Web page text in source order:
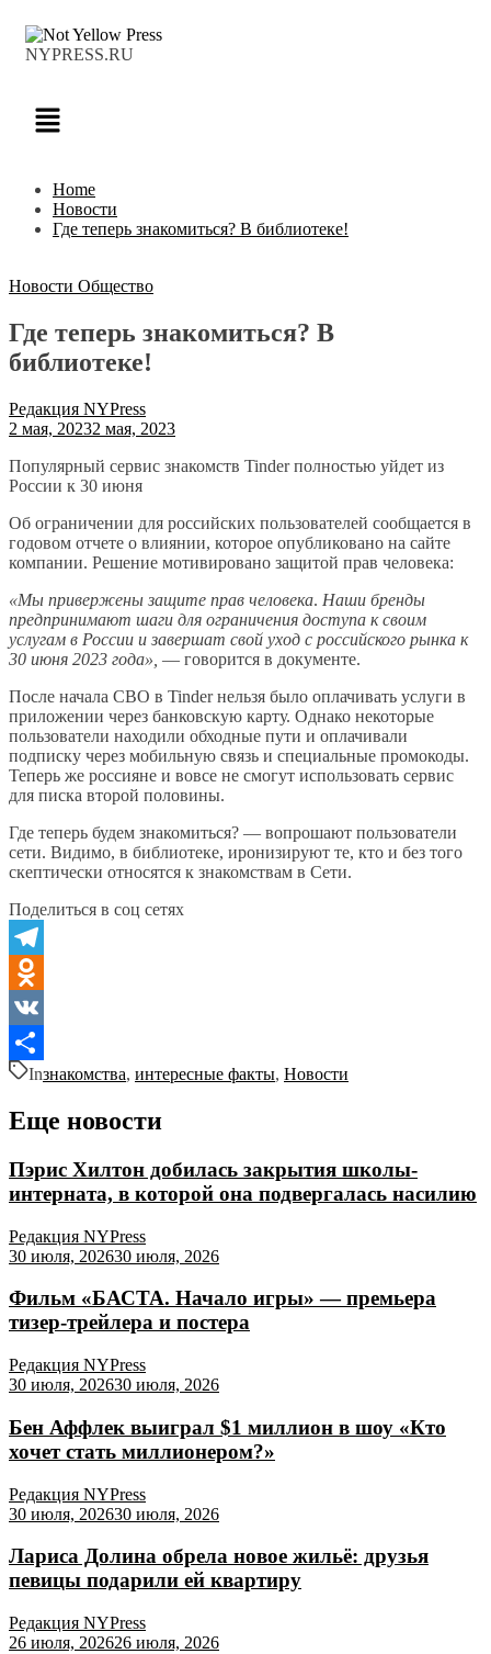
NYPRESS.RU
Home
Новости
Где теперь знакомиться? В библиотеке!
Новости Общество
Где теперь знакомиться? В
библиотеке!
Редакция NYPress
2 мая, 20232 мая, 2023
Популярный сервис знакомств Tinder полностью уйдет из
России к 30 июня
Об ограничении для российских пользователей сообщается в
годовом отчете о влиянии, которое опубликовано на сайте
компании. Решение мотивировано защитой прав человека:
«Мы привержены защите прав человека. Наши бренды
предпринимают шаги для ограничения доступа к своим
услугам в России и завершат свой уход с российского рынка к
30 июня 2023 года», — говорится в документе.
После начала СВО в Tinder нельзя было оплачивать услуги в
приложении через банковскую карту. Однако некоторые
пользователи находили обходные пути и оплачивали
подписку через мобильную связь и специальные промокоды.
Теперь же россияне и вовсе не смогут использовать сервис
для писка второй половины.
Где теперь будем знакомиться? — вопрошают пользователи
сети. Видимо, в библиотеке, иронизируют те, кто и без того
скептически относятся к знакомствам в Сети.
Поделиться в соц сетях
Telegram
Odnoklassniki
VK
Отправить
Inзнакомства, интересные факты, Новости
Еще новости
Пэрис Хилтон добилась закрытия школы-
интерната, в которой она подвергалась насилию
Редакция NYPress
30 июля, 202630 июля, 2026
Фильм «БАСТА. Начало игры» — премьера
тизер-трейлера и постера
Редакция NYPress
30 июля, 202630 июля, 2026
Бен Аффлек выиграл $1 миллион в шоу «Кто
хочет стать миллионером?»
Редакция NYPress
30 июля, 202630 июля, 2026
Лариса Долина обрела новое жильё: друзья
певицы подарили ей квартиру
Редакция NYPress
26 июля, 202626 июля, 2026